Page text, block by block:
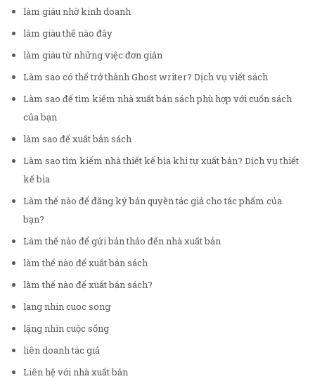
làm giàu nhờ kinh doanh
làm giàu thế nào đây
làm giàu từ những việc đơn giản
Làm sao có thể trở thành Ghost writer? Dịch vụ viết sách
Làm sao để tìm kiếm nhà xuất bản sách phù hợp với cuốn sách
của bạn
làm sao để xuất bản sách
Làm sao tìm kiếm nhà thiết kế bìa khi tự xuất bản? Dịch vụ thiết
kế bìa
Làm thế nào để đăng ký bản quyền tác giả cho tác phẩm của
bạn?
Làm thế nào để gửi bản thảo đến nhà xuất bản
làm thế nào để xuất bản sách
làm thế nào để xuất bản sách?
lang nhin cuoc song
lặng nhìn cuộc sống
liên doanh tác giả
Liên hệ với nhà xuất bản